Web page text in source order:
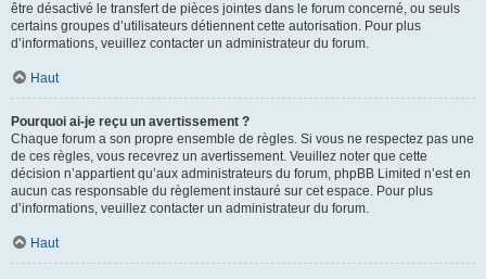
être désactivé le transfert de pièces jointes dans le forum concerné, ou seuls
certains groupes d’utilisateurs détiennent cette autorisation. Pour plus
d’informations, veuillez contacter un administrateur du forum.
Haut
Pourquoi ai-je reçu un avertissement ?
Chaque forum a son propre ensemble de règles. Si vous ne respectez pas une
de ces règles, vous recevrez un avertissement. Veuillez noter que cette
décision n’appartient qu’aux administrateurs du forum, phpBB Limited n’est en
aucun cas responsable du règlement instauré sur cet espace. Pour plus
d’informations, veuillez contacter un administrateur du forum.
Haut